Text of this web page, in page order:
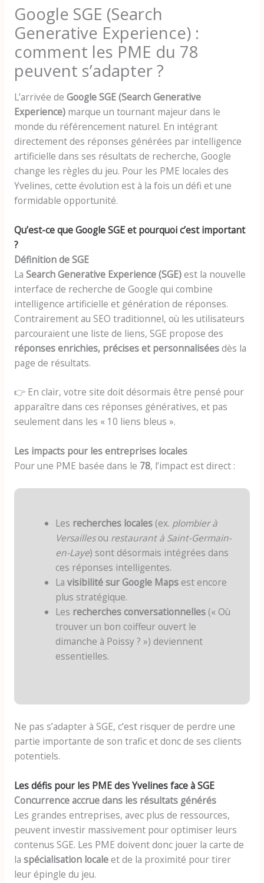
Google SGE (Search
Generative Experience) :
comment les PME du 78
peuvent s’adapter ?
L’arrivée de Google SGE (Search Generative
Experience)marque un tournant majeur dans le
monde du référencement naturel. En intégrant
directement des réponses générées par intelligence
artificielle dans ses résultats de recherche, Google
change les règles du jeu. Pour les PME locales des
Yvelines, cette évolution est à la fois un défi et une
formidable opportunité.
Qu’est-ce que Google SGE et pourquoi c’est important
?
Définition de SGE
La Search Generative Experience (SGE)est la nouvelle
interface de recherche de Google qui combine
intelligence artificielle et génération de réponses.
Contrairement au SEO traditionnel, où les utilisateurs
parcouraient une liste de liens, SGE propose des
réponses enrichies, précises et personnaliséesdès la
page de résultats.
👉 En clair, votre site doit désormais être pensé pour
apparaître dans ces réponses génératives, et pas
seulement dans les « 10 liens bleus ».
Les impacts pour les entreprises locales
Pour une PME basée dans le 78, l’impact est direct :
Les recherches locales(ex. plombier à
Versaillesou restaurant à Saint-Germain-
en-Laye) sont désormais intégrées dans
ces réponses intelligentes.
La visibilité sur Google Mapsest encore
plus stratégique.
Les recherches conversationnelles(« Où
trouver un bon coiffeur ouvert le
dimanche à Poissy ? ») deviennent
essentielles.
Ne pas s’adapter à SGE, c’est risquer de perdre une
partie importante de son trafic et donc de ses clients
potentiels.
Les défis pour les PME des Yvelines face à SGE
Concurrence accrue dans les résultats générés
Les grandes entreprises, avec plus de ressources,
peuvent investir massivement pour optimiser leurs
contenus SGE. Les PME doivent donc jouer la carte de
la spécialisation localeet de la proximité pour tirer
leur épingle du jeu.